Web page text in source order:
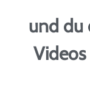
und du